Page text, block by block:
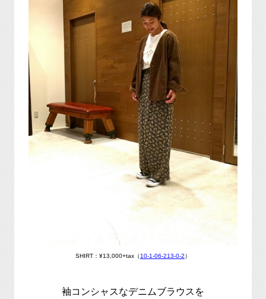
SHIRT：¥13,000+tax（10-1-06-213-0-2）
袖コンシャスなデニムブラウスを